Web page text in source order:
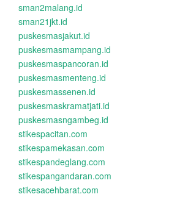
sman2malang.id
sman21jkt.id
puskesmasjakut.id
puskesmasmampang.id
puskesmaspancoran.id
puskesmasmenteng.id
puskesmassenen.id
puskesmaskramatjati.id
puskesmasngambeg.id
stikespacitan.com
stikespamekasan.com
stikespandeglang.com
stikespangandaran.com
stikesacehbarat.com